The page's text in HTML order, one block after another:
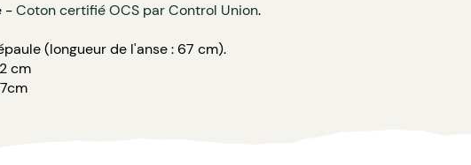
-Coton certifié OCS par Control Union.
(longueur de l'anse : 67 cm).
cm